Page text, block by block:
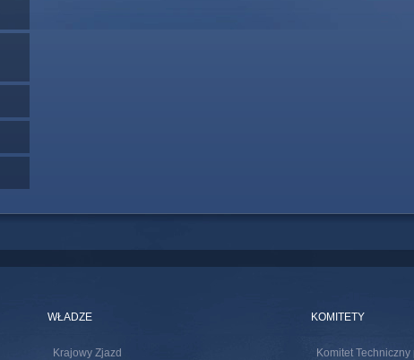
WŁADZE
Krajowy Zjazd
KOMITETY
Komitet Techniczny